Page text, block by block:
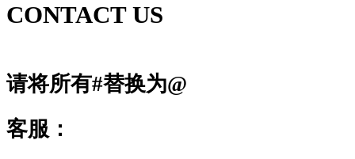
CONTACT US
请将所有#替换为@
客服：